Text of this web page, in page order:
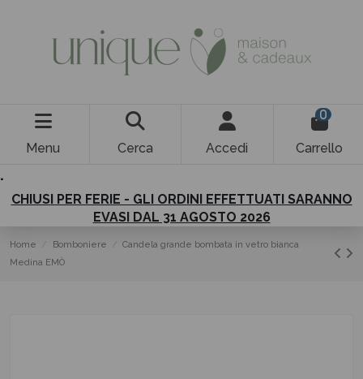
Menu Cerca Accedi
0
Carrello
.
CHIUSI PER FERIE - GLI ORDINI EFFETTUATI SARANNO
EVASI DAL 31 AGOSTO 2026
Home Bomboniere
Candela grande bombata in vetro bianca
Medina EMÒ